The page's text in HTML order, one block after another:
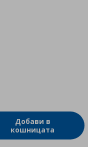
Добави в
кошницата